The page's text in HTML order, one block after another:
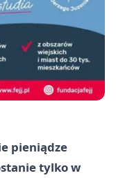
pieniądze
tylko w